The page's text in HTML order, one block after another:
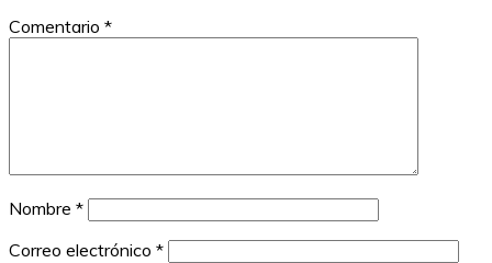
Comentario *
Nombre *
Correo electrónico *